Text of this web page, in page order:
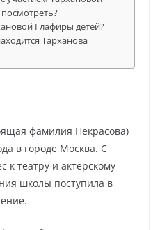
Глафиры детей?
Тарханова
фамилия Некрасова)
в городе Москва. С
к театру и актерскому
школы поступила в